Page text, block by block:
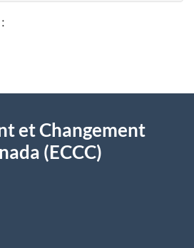
et Changement
(ECCC)